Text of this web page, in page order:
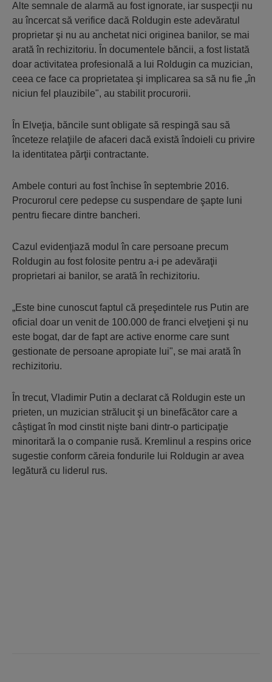
Alte semnale de alarmă au fost ignorate, iar suspecţii nu
au încercat să verifice dacă Roldugin este adevăratul
proprietar şi nu au anchetat nici originea banilor, se mai
arată în rechizitoriu. În documentele băncii, a fost listată
doar activitatea profesională a lui Roldugin ca muzician,
ceea ce face ca proprietatea şi implicarea sa să nu fie „în
niciun fel plauzibile", au stabilit procurorii.
În Elveţia, băncile sunt obligate să respingă sau să
înceteze relaţiile de afaceri dacă există îndoieli cu privire
la identitatea părţii contractante.
Ambele conturi au fost închise în septembrie 2016.
Procurorul cere pedepse cu suspendare de şapte luni
pentru fiecare dintre bancheri.
Cazul evidenţiază modul în care persoane precum
Roldugin au fost folosite pentru a-i pe adevăraţii
proprietari ai banilor, se arată în rechizitoriu.
„Este bine cunoscut faptul că preşedintele rus Putin are
oficial doar un venit de 100.000 de franci elveţieni şi nu
este bogat, dar de fapt are active enorme care sunt
gestionate de persoane apropiate lui", se mai arată în
rechizitoriu.
În trecut, Vladimir Putin a declarat că Roldugin este un
prieten, un muzician strălucit şi un binefăcător care a
câştigat în mod cinstit nişte bani dintr-o participaţie
minoritară la o companie rusă. Kremlinul a respins orice
sugestie conform căreia fondurile lui Roldugin ar avea
legătură cu liderul rus.